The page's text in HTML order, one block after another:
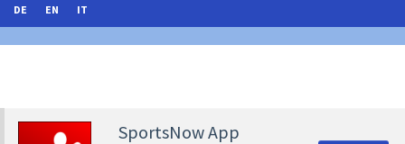
DE EN IT
SportsNow App